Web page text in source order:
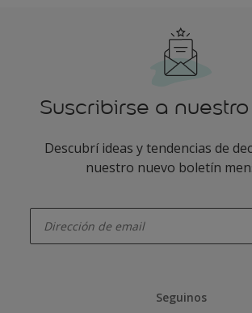
Suscribirse a
Descubrí ideas y tendencias de
nuestro nuevo boletín
Seguinos